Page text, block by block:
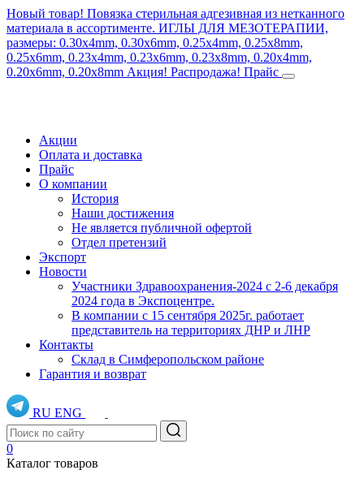
Новый товар! Повязка стерильная адгезивная из нетканного
материала в ассортименте. ИГЛЫ ДЛЯ МЕЗОТЕРАПИИ,
размеры: 0.30x4mm, 0.30x6mm, 0.25x4mm, 0.25x8mm,
0.25x6mm, 0.23x4mm, 0.23x6mm, 0.23x8mm, 0.20x4mm,
0.20x6mm, 0.20x8mm Акция! Распродажа! Прайс
Акции
Оплата и доставка
Прайс
О компании
История
Наши достижения
Не является публичной офертой
Отдел претензий
Экспорт
Новости
Участники Здравоохранения-2024 с 2-6 декабря
2024 года в Экспоцентре.
В компании с 15 сентября 2025г. работает
представитель на территориях ДНР и ЛНР
Контакты
Склад в Симферопольском районе
Гарантия и возврат
RU ENG
0
Каталог товаров